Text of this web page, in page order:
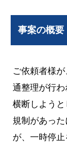
事案の概要
ご依頼者様
通整理が行
横断しよう
規制があっ
が、一時停